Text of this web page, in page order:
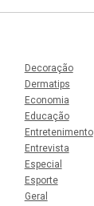
Decoração
Dermatips
Economia
Educação
Entretenimento
Entrevista
Especial
Esporte
Geral